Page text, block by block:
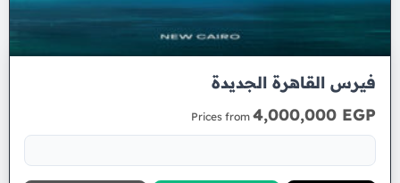
فيرس القاهرة الجديدة
Prices from 4,000,000 EGP